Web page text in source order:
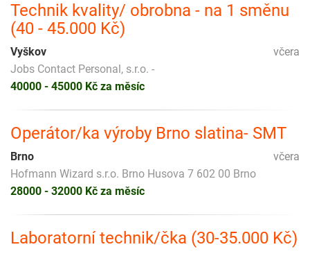
Technik kvality/ obrobna - na 1 směnu
(40 - 45.000 Kč)
včera
Vyškov
Jobs Contact Personal, s.r.o. -
40000 - 45000 Kč za měsíc
Operátor/ka výroby Brno slatina- SMT
včera
Brno
Hofmann Wizard s.r.o. Brno Husova 7 602 00 Brno
28000 - 32000 Kč za měsíc
Laboratorní technik/čka (30-35.000 Kč)